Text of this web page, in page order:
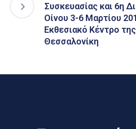
Συσκευασίας και 6η
Οίνου 3-6 Μαρτίου
Εκθεσιακό Κέντρο
Θεσσαλονίκη